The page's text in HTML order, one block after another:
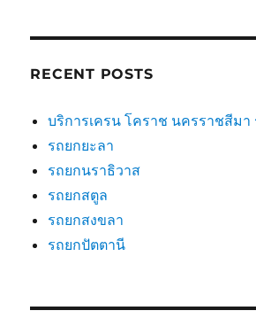
RECENT POSTS
บริการเครน โคราช นครราชสีมา
รถยกยะลา
รถยกนราธิวาส
รถยกสตูล
รถยกสงขลา
รถยกปัตตานี